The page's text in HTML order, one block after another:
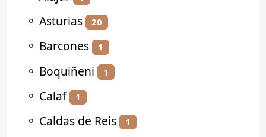
⚬ Asturias 20
⚬ Barcones 1
⚬ Boquiñeni 1
⚬ Calaf 1
⚬ Caldas de Reis 1